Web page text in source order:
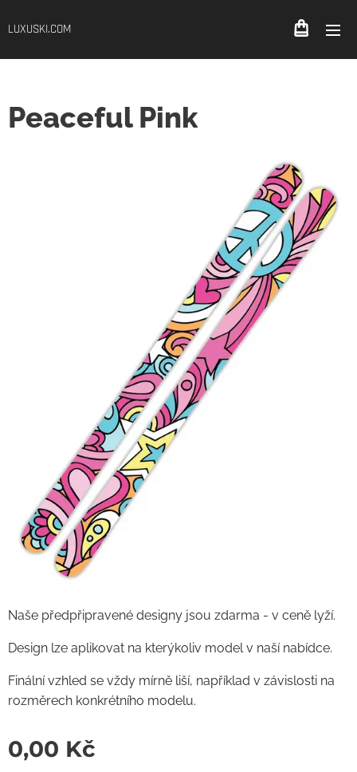
LUXUSKI.COM
Peaceful Pink
Naše předpřipravené designy jsou zdarma - v ceně lyží.
Design lze aplikovat na kterýkoliv model v naší nabídce.
Finální vzhled se vždy mírně liší, například v závislosti na
rozměrech konkrétního modelu.
0,00 Kč